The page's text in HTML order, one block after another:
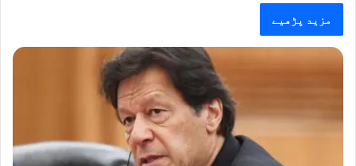
مزید پڑھیے